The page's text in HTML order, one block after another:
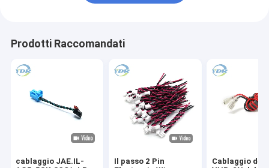
Prodotti Raccomandati
cablaggio JAE.IL-
Il passo 2 Pin
Cablaggio del